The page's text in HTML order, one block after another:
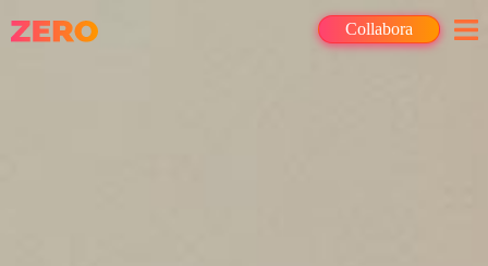
Collabora